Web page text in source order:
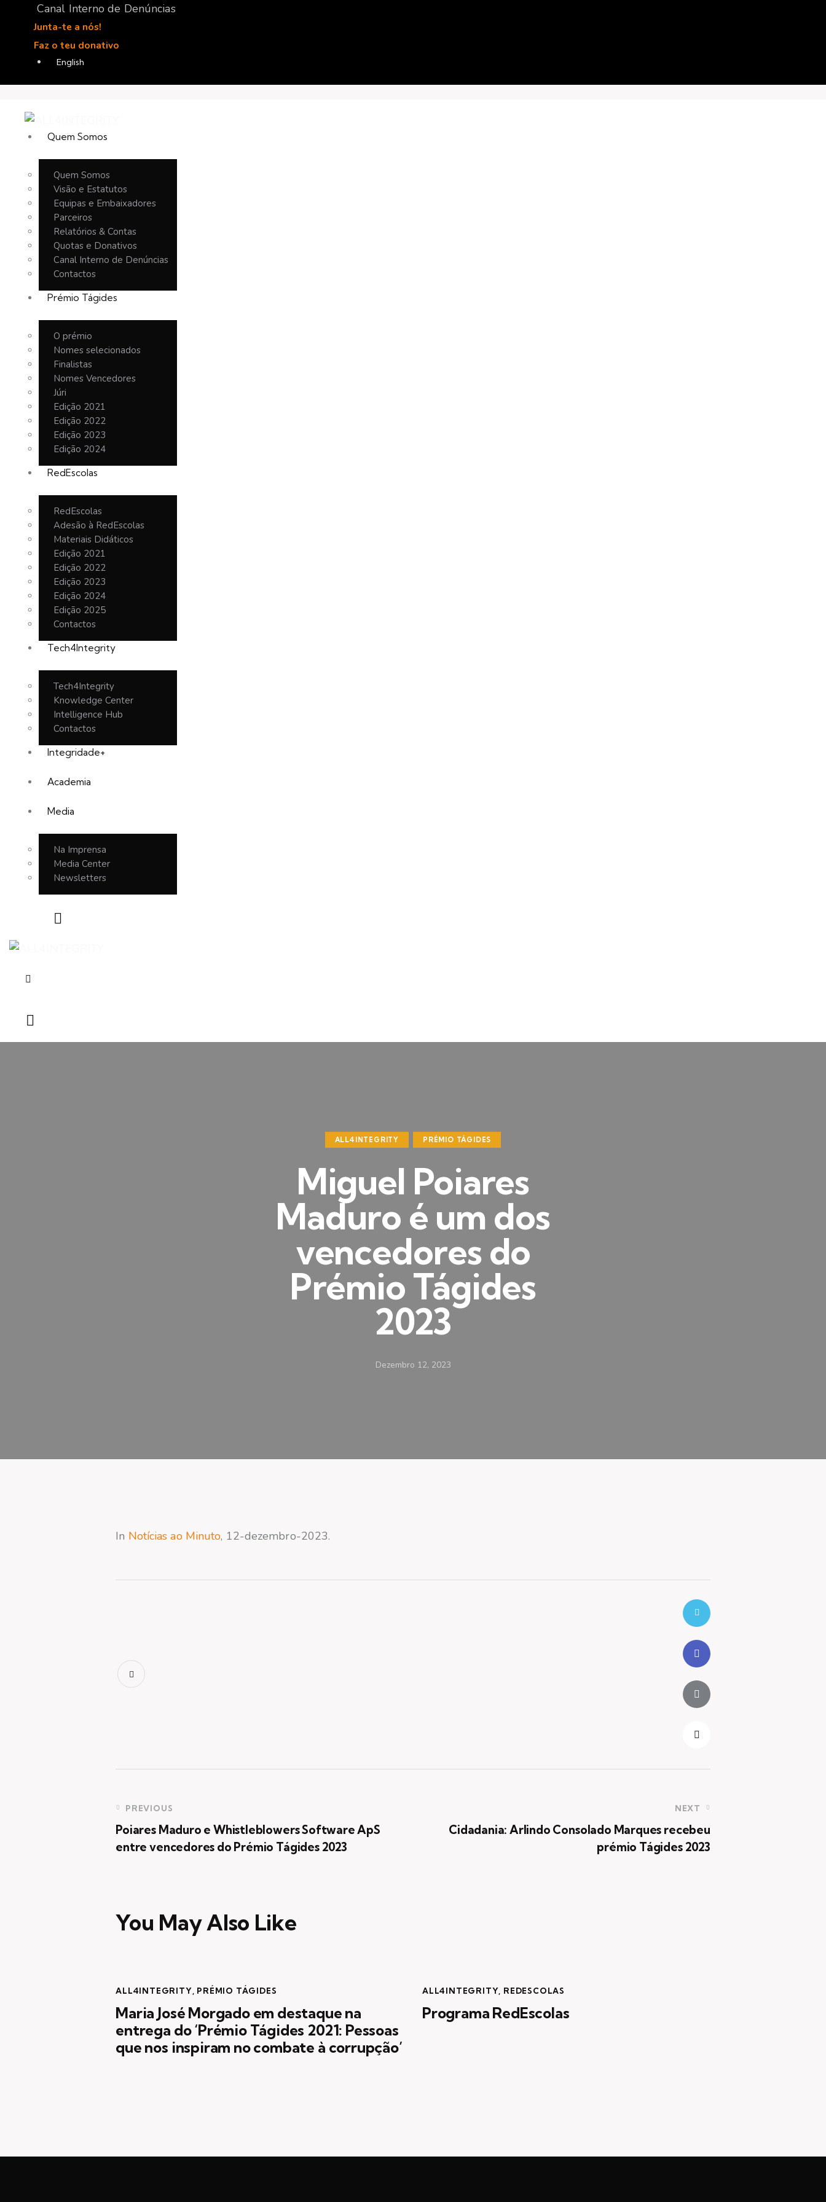
Canal Interno de Denúncias
Junta-te a nós!
Faz o teu donativo
English
Quem Somos
Quem Somos
Visão e Estatutos
Equipas e Embaixadores
Parceiros
Relatórios & Contas
Quotas e Donativos
Canal Interno de Denúncias
Contactos
Prémio Tágides
O prémio
Nomes selecionados
Finalistas
Nomes Vencedores
Júri
Edição 2021
Edição 2022
Edição 2023
Edição 2024
RedEscolas
RedEscolas
Adesão à RedEscolas
Materiais Didáticos
Edição 2021
Edição 2022
Edição 2023
Edição 2024
Edição 2025
Contactos
Tech4Integrity
Tech4Integrity
Knowledge Center
Intelligence Hub
Contactos
Integridade+
Academia
Media
Na Imprensa
Media Center
Newsletters
ALL4INTEGRITY PRÉMIO TÁGIDES
Miguel Poiares
Maduro é um dos
vencedores do
Prémio Tágides
2023
Dezembro 12, 2023
In Notícias ao Minuto, 12-dezembro-2023.
Navegação
de
PREVIOUS
Poiares Maduro e Whistleblowers Software ApS
entre vencedores do Prémio Tágides 2023
NEXT
Cidadania: Arlindo Consolado Marques recebeu
prémio Tágides 2023
You May Also Like
ALL4INTEGRITY PRÉMIO TÁGIDES
Maria José Morgado em destaque na
entrega do ‘Prémio Tágides 2021: Pessoas
que nos inspiram no combate à corrupção’
ALL4INTEGRITY REDESCOLAS
Programa RedEscolas